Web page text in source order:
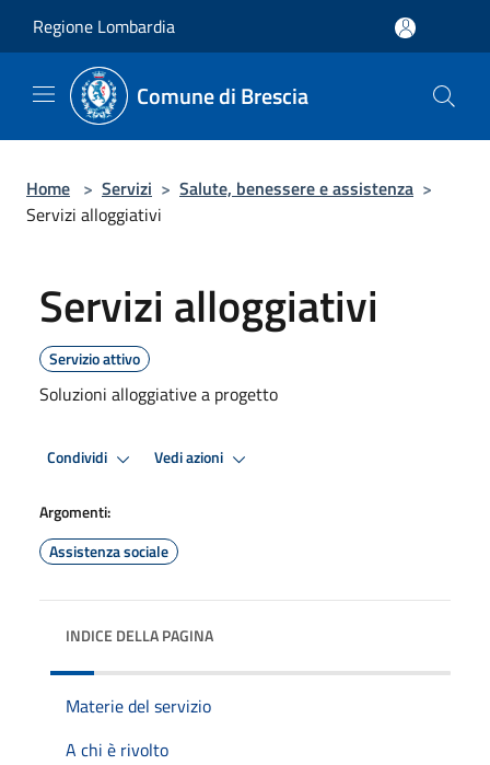
Regione Lombardia
Comune di Brescia
Home > Servizi > Salute, benessere e assistenza >
Servizi alloggiativi
Servizi alloggiativi
Servizio attivo
Soluzioni alloggiative a progetto
Condividi Vedi azioni
Argomenti:
Assistenza sociale
INDICE DELLA PAGINA
Materie del servizio
A chi è rivolto